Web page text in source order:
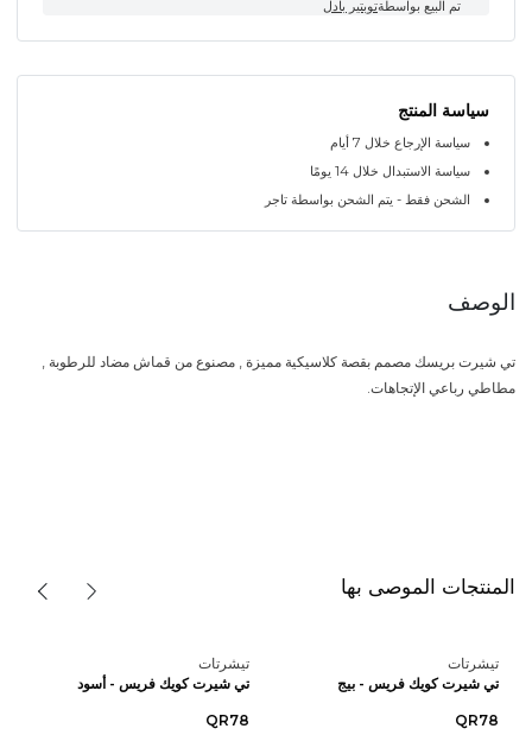
تم البيع بواسطةتوبتير بادل
سياسة المنتج
سياسة الإرجاع خلال 7 أيام
سياسة الاستبدال خلال 14 يومًا
الشحن فقط - يتم الشحن بواسطة تاجر
الوصف
تي شيرت بريسك مصمم بقصة كلاسيكية مميزة , مصنوع من قماش مضاد للرطوبة ,
مطاطي رباعي الإتجاهات.
المنتجات الموصى بها
تيشرتات
تي شيرت كويك فريس - بيج
QR78
تيشرتات
تي شيرت كويك فريس - أسود
QR78